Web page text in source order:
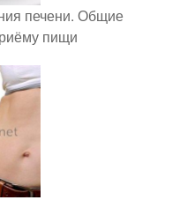
печени. Общие
пищи